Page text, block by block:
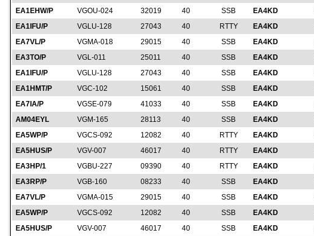
EA1EHW/P
VGOU-024 32019 40 SSB EA4KD
EA1IFU/P
VGLU-128 27043 40 RTTY EA4KD
EA7VL/P
VGMA-018 29015 40 SSB EA4KD
EA3TO/P
VGL-011 25011 40 SSB EA4KD
EA1IFU/P
VGLU-128 27043 40 SSB EA4KD
EA1HMT/P
VGC-102 15061 40 SSB EA4KD
EA7IA/P
VGSE-079 41033 40 SSB EA4KD
AM04EYL
VGM-165 28113 40 SSB EA4KD
EA5WP/P
VGCS-092 12082 40 RTTY EA4KD
EA5HUS/P
VGV-007 46017 40 RTTY EA4KD
EA3HP/1
VGBU-227 09390 40 RTTY EA4KD
EA3RP/P
VGB-160 08233 40 SSB EA4KD
EA7VL/P
VGMA-015 29015 40 SSB EA4KD
EA5WP/P
VGCS-092 12082 40 SSB EA4KD
EA5HUS/P
VGV-007 46017 40 SSB EA4KD